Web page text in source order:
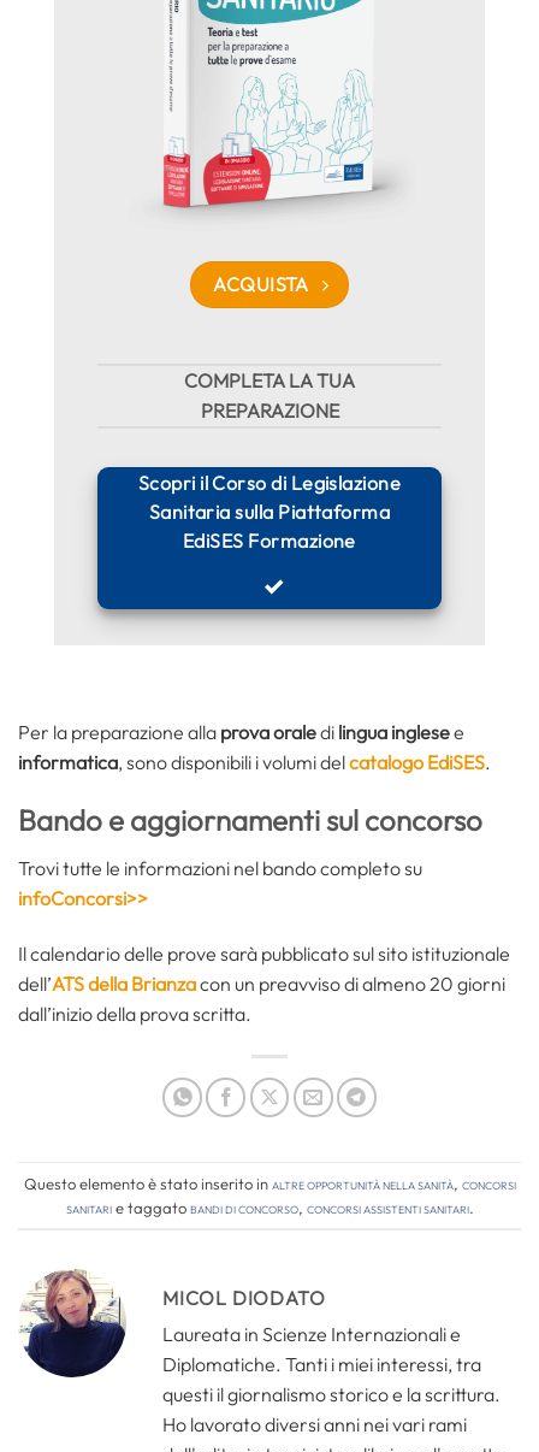
ACQUISTA
COMPLETA LA TUA
PREPARAZIONE
Scopri il Corso di Legislazione
Sanitaria sulla Piattaforma
EdiSES Formazione
Per la preparazione alla prova oraledi lingua inglesee
informatica, sono disponibili i volumi delcatalogo EdiSES.
Bando e aggiornamenti sul concorso
Trovi tutte le informazioni nel bando completo su
infoConcorsi>>
Il calendario delle prove sarà pubblicato sul sito istituzionale
dell’ATS della Brianzacon un preavviso di almeno 20 giorni
dall’inizio della prova scritta.
Questo elemento è stato inserito in Altre opportunità nella sanità, Concorsi
Sanitarie taggatobandi di concorso, concorsi assistenti sanitari.
MICOL DIODATO
Laureata in Scienze Internazionali e
Diplomatiche. Tanti i miei interessi, tra
questi il giornalismo storico e la scrittura.
Ho lavorato diversi anni nei vari rami